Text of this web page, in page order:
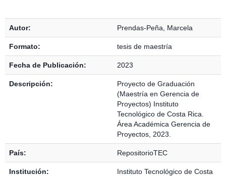
Autor: Prendas-Peña, Marcela
Formato: tesis de maestría
Fecha de Publicación: 2023
Descripción:
Proyecto de Graduación
(Maestría en Gerencia de
Proyectos) Instituto
Tecnológico de Costa Rica.
Área Académica Gerencia de
Proyectos, 2023.
País: RepositorioTEC
Institución:
Instituto Tecnológico de Costa